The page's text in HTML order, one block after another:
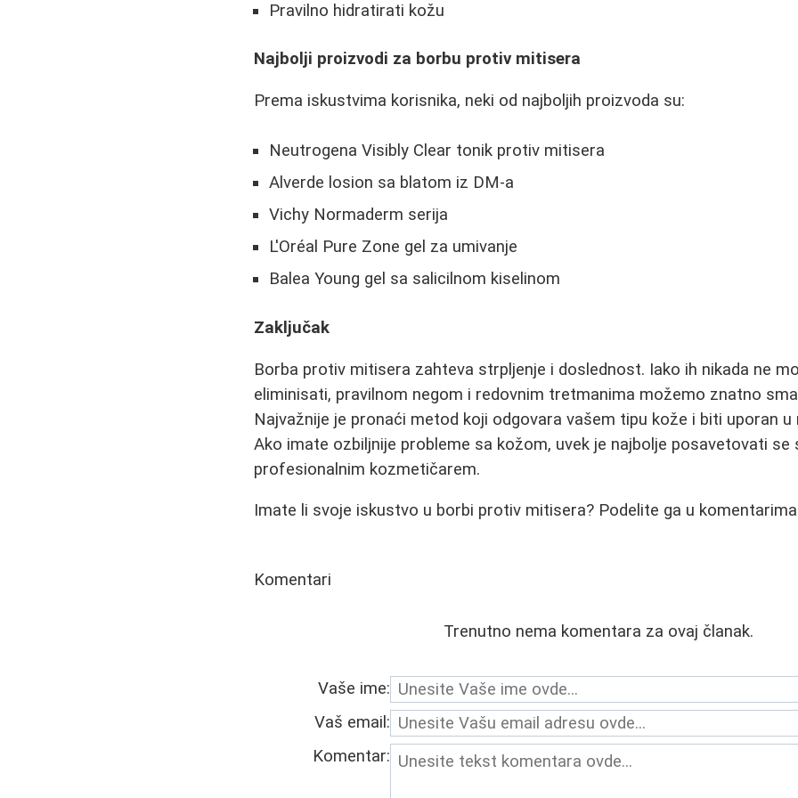
Pravilno hidratirati kožu
Najbolji proizvodi za borbu protiv mitisera
Prema iskustvima korisnika, neki od najboljih proizvoda su:
Neutrogena Visibly Clear tonik protiv mitisera
Alverde losion sa blatom iz DM-a
Vichy Normaderm serija
L'Oréal Pure Zone gel za umivanje
Balea Young gel sa salicilnom kiselinom
Zaključak
Borba protiv mitisera zahteva strpljenje i doslednost. Iako ih nikada ne
eliminisati, pravilnom negom i redovnim tretmanima možemo znatno
Najvažnije je pronaći metod koji odgovara vašem tipu kože i biti uporan u
Ako imate ozbiljnije probleme sa kožom, uvek je najbolje posavetovati
profesionalnim kozmetičarem.
Imate li svoje iskustvo u borbi protiv mitisera? Podelite ga u
Komentari
Trenutno nema komentara za ovaj članak.
Vaše ime:
Vaš email:
Komentar: